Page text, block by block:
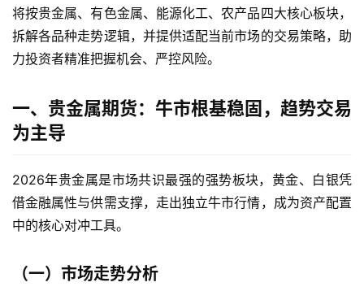
将按贵金属、有色金属、能源化工、农产品四大核心板块，
拆解各品种走势逻辑，并提供适配当前市场的交易策略，助
力投资者精准把握机会、严控风险。
一、贵金属期货：牛市根基稳固，趋势交易
为主导
2026年贵金属是市场共识最强的强势板块，黄金、白银凭
借金融属性与供需支撑，走出独立牛市行情，成为资产配置
中的核心对冲工具。
（一）市场走势分析